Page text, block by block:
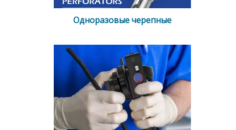
Одноразовые черепные